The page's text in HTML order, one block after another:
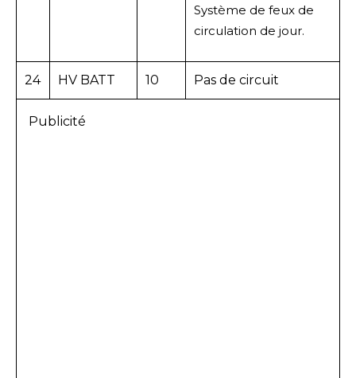
Système de feux de
circulation de jour.
24 HV BATT 10 Pas de circuit
Publicité